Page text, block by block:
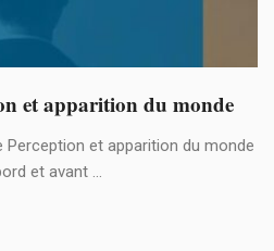
et apparition du monde
Perception et apparition du monde
et avant ...